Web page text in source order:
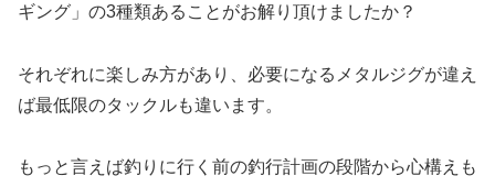
ギング」の3種類あることがお解り頂けましたか？
それぞれに楽しみ方があり、必要になるメタルジグが違え
ば最低限のタックルも違います。
もっと言えば釣りに行く前の釣行計画の段階から心構えも